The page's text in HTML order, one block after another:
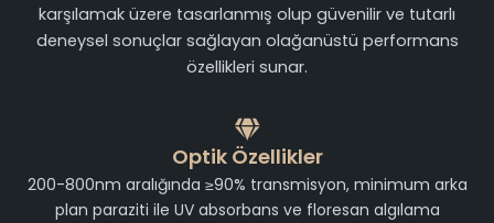
karşılamak üzere tasarlanmış olup güvenilir ve tutarlı
deneysel sonuçlar sağlayan olağanüstü performans
özellikleri sunar.
Optik Özellikler
200-800nm aralığında ≥90% transmisyon, minimum arka
plan paraziti ile UV absorbans ve floresan algılama